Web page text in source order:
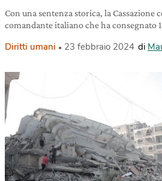
Con una sentenza storica, la Cassazione
comandante italiano che ha consegnato
Diritti umani 23 febbraio 2024 di